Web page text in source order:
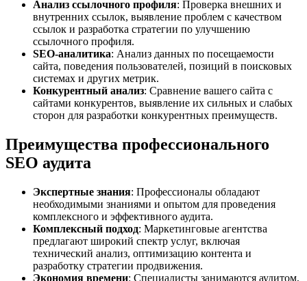
Анализ ссылочного профиля: Проверка внешних и
внутренних ссылок, выявление проблем с качеством
ссылок и разработка стратегии по улучшению
ссылочного профиля.
SEO-аналитика: Анализ данных по посещаемости
сайта, поведения пользователей, позиций в поисковых
системах и других метрик.
Конкурентный анализ: Сравнение вашего сайта с
сайтами конкурентов, выявление их сильных и слабых
сторон для разработки конкурентных преимуществ.
Преимущества профессионального
SEO аудита
Экспертные знания: Профессионалы обладают
необходимыми знаниями и опытом для проведения
комплексного и эффективного аудита.
Комплексный подход: Маркетинговые агентства
предлагают широкий спектр услуг, включая
технический анализ, оптимизацию контента и
разработку стратегии продвижения.
Экономия времени: Специалисты занимаются аудитом,